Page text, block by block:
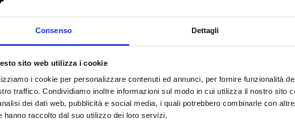
Consenso Dettagli
sito web utilizza i cookie
i cookie per personalizzare contenuti ed annunci, per fornire funzionalità
traffico. Condividiamo inoltre informazioni sul modo in cui utilizza il nostro sito
dei dati web, pubblicità e social media, i quali potrebbero combinarle con
hanno raccolto dal suo utilizzo dei loro servizi.
siano essi centri di lavoro, pantografi, torni da3
Pad. 16
ANCA ITALIA SRL
MACCHINE UTENSILI